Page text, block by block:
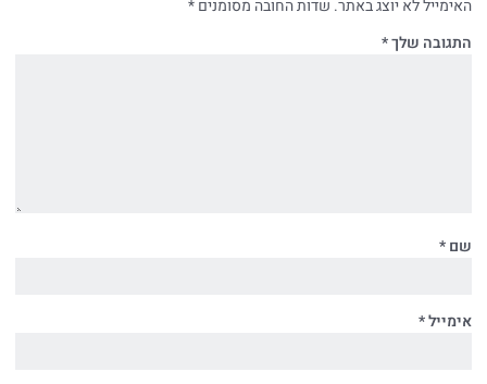
האימייל לא יוצג באתר. שדות החובה מסומנים*
התגובה שלך*
שם*
אימייל*